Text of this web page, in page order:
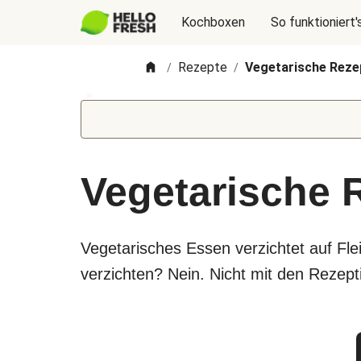
Kochboxen So
/ Rezepte / Vegetarische
Vegetarische
Vegetarisches Essen verzichtet auf
verzichten? Nein. Nicht mit den